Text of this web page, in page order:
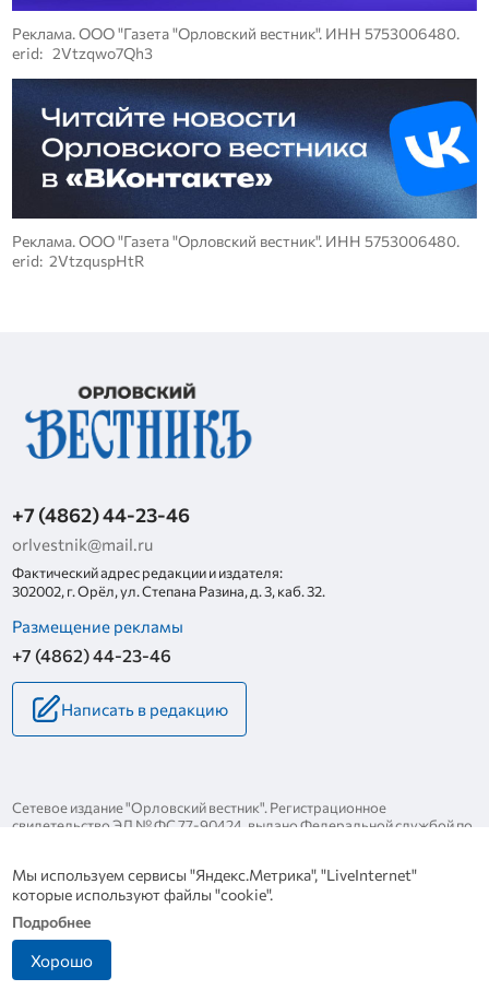
Реклама. ООО "Газета "Орловский вестник". ИНН 5753006480.
erid: 2Vtzqwo7Qh3
Реклама. ООО "Газета "Орловский вестник". ИНН 5753006480.
erid: 2VtzquspHtR
+7 (4862) 44-23-46
orlvestnik@mail.ru
Фактический адрес редакции и издателя:
302002, г. Орёл, ул. Степана Разина, д. 3, каб. 32.
Размещение рекламы
+7 (4862) 44-23-46
Написать в редакцию
Сетевое издание "Орловский вестник". Регистрационное
свидетельство ЭЛ № ФС 77-90424, выдано Федеральной службой по
Политика конфиденциальности
Мы используем сервисы "Яндекс.Метрика", "LiveInternet"
которые используют файлы "cookie".
Подробнее
Хорошо